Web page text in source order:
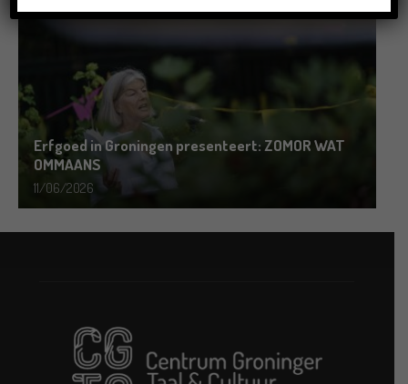
Erfgoed in Groningen presenteert: ZOMOR WAT
OMMAANS
11/06/2026